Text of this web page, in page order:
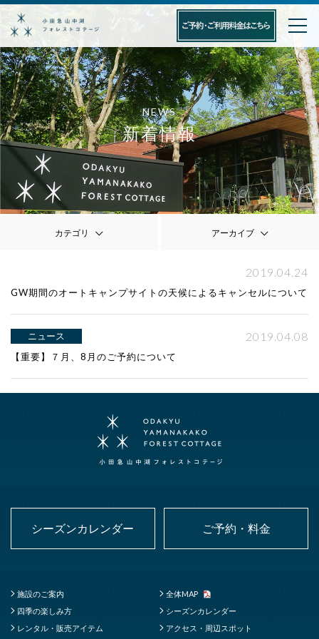
NEWS
新着情報
カテゴリ アーカイブ
2019.04.24
GW期間のオートキャンプサイトの天候によるキャンセルについて
ニュース 2019.04.08
【重要】７月、8月のご予約について
シーズンカレンダー ご予約・料金
施設のご案内
全体MAP
四季の楽しみ方
シーズンカレンダー
レンタル・販売アイテム
アクセス・周辺スポット